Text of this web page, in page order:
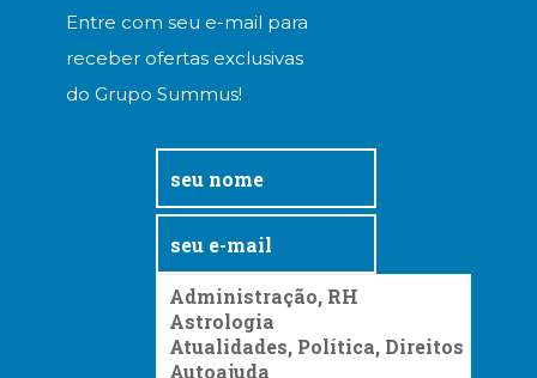
Entre com seu e-mail para
receber ofertas exclusivas
do Grupo Summus!